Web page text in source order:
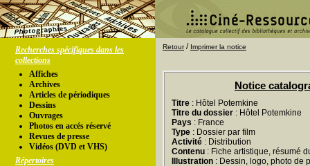
Recherches spécifiques dans les
collections
Affiches
Archives
Articles de périodiques
Dessins
Ouvrages
Photos en accés réservé
Revues de presse
Vidéos (DVD et VHS)
Répertoires
Retour/ Imprimer la notice
Notice
Titre : Hôtel Potemkine
Titre du dossier : Hôtel Potemkine
Pays : France
Type : Dossier par film
Activité : Distribution
Contenu : Fiche artistique, résumé
Illustration : Dessin, logo, photo de